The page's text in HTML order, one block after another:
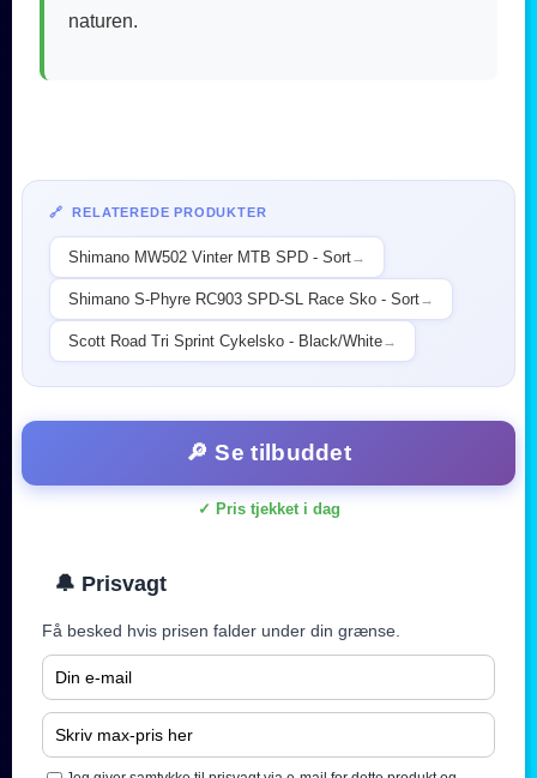
naturen.
🔗 RELATEREDE PRODUKTER
Shimano MW502 Vinter MTB SPD - Sort→
Shimano S-Phyre RC903 SPD-SL Race Sko - Sort→
Scott Road Tri Sprint Cykelsko - Black/White→
🔎 Se tilbuddet
✓ Pris tjekket i dag
🔔 Prisvagt
Få besked hvis prisen falder under din grænse.